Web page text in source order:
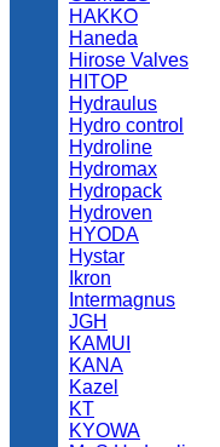
HAKKO
Haneda
Hirose Valves
HITOP
Hydraulus
Hydro control
Hydroline
Hydromax
Hydropack
Hydroven
HYODA
Hystar
Ikron
Intermagnus
JGH
KAMUI
KANA
Kazel
KT
KYOWA